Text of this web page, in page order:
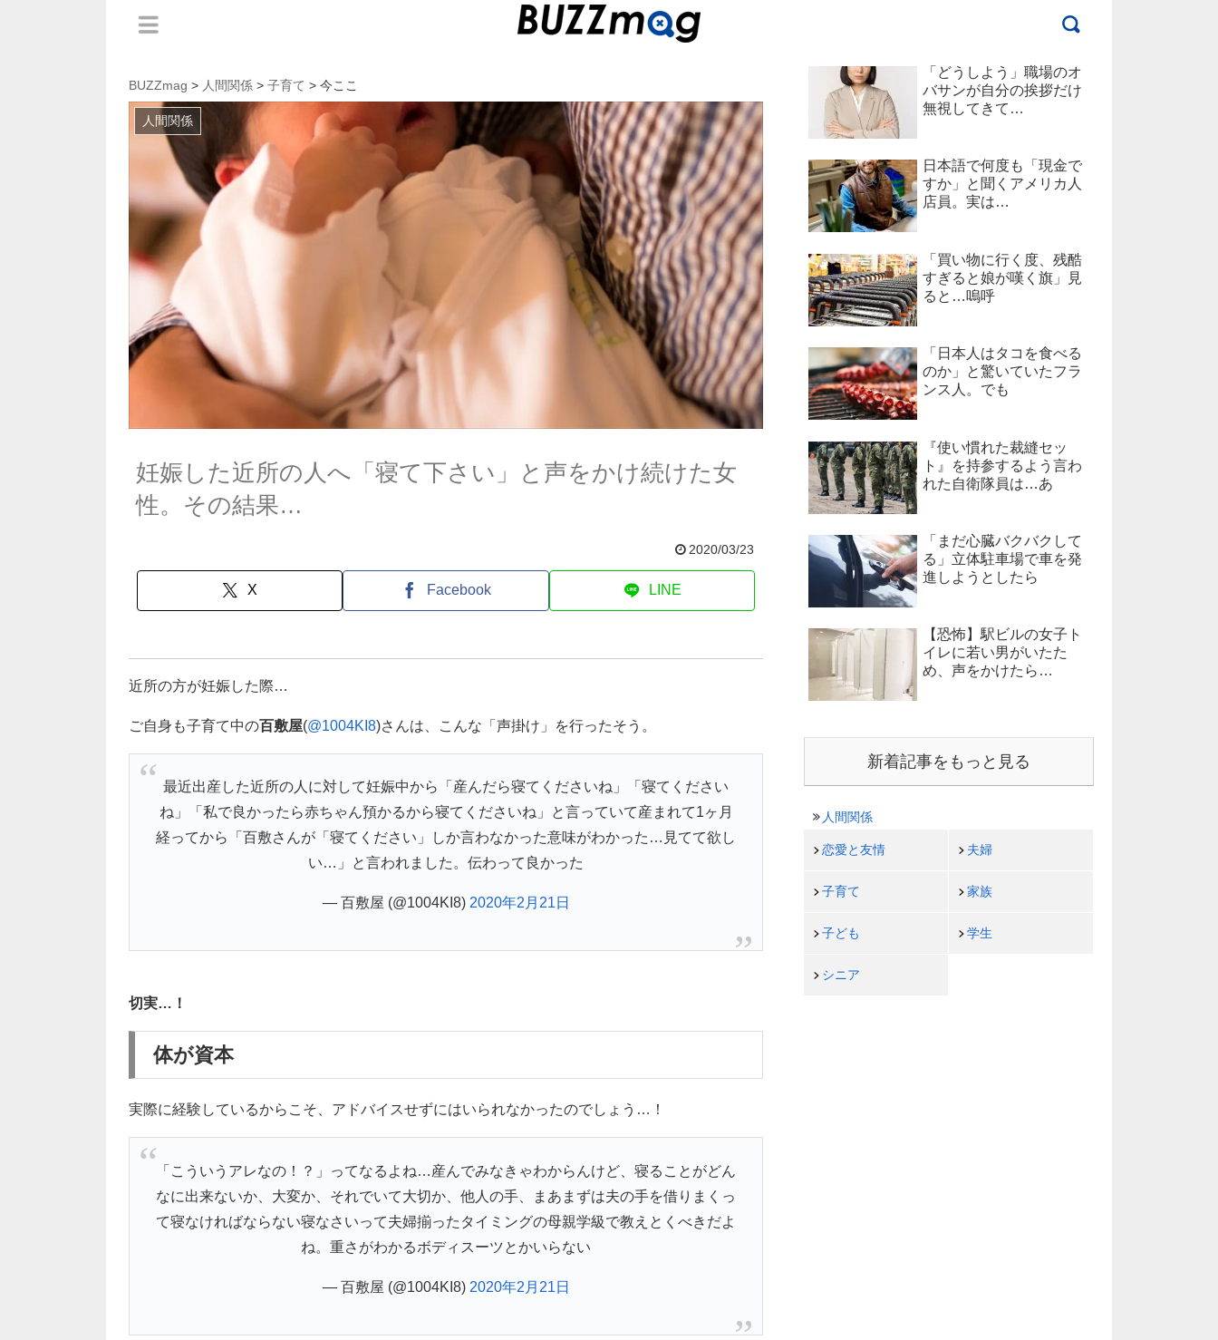
BUZZmag > 人間関係 > 子育て > 今ここ
人間関係
妊娠した近所の人へ「寝て下さい」と声をかけ続けた女
性。その結果…
2020/03/23
X Facebook LINE
近所の方が妊娠した際…
ご自身も子育て中の百敷屋(@1004KI8)さんは、こんな「声掛け」を行ったそう。
最近出産した近所の人に対して妊娠中から「産んだら寝てくださいね」「寝てください
ね」「私で良かったら赤ちゃん預かるから寝てくださいね」と言っていて産まれて1ヶ月
経ってから「百敷さんが「寝てください」しか言わなかった意味がわかった…見てて欲し
い…」と言われました。伝わって良かった
— 百敷屋 (@1004KI8) 2020年2月21日
切実…！
体が資本
実際に経験しているからこそ、アドバイスせずにはいられなかったのでしょう…！
「こういうアレなの！？」ってなるよね…産んでみなきゃわからんけど、寝ることがどん
なに出来ないか、大変か、それでいて大切か、他人の手、まあまずは夫の手を借りまくっ
て寝なければならない寝なさいって夫婦揃ったタイミングの母親学級で教えとくべきだよ
ね。重さがわかるボディスーツとかいらない
— 百敷屋 (@1004KI8) 2020年2月21日
「どうしよう」職場のオ
バサンが自分の挨拶だけ
無視してきて…
日本語で何度も「現金で
すか」と聞くアメリカ人
店員。実は…
「買い物に行く度、残酷
すぎると娘が嘆く旗」見
ると…嗚呼
「日本人はタコを食べる
のか」と驚いていたフラ
ンス人。でも
『使い慣れた裁縫セッ
ト』を持参するよう言わ
れた自衛隊員は…あ
「まだ心臓バクバクして
る」立体駐車場で車を発
進しようとしたら
【恐怖】駅ビルの女子ト
イレに若い男がいたた
め、声をかけたら…
新着記事をもっと見る
人間関係
恋愛と友情 夫婦
子育て 家族
子ども 学生
シニア